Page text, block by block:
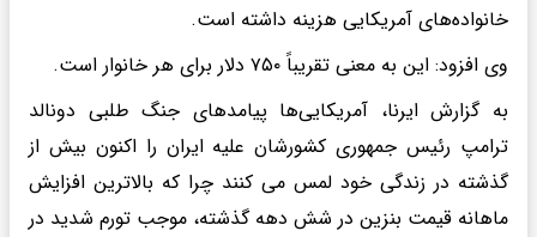
خانواده‌های آمریکایی هزینه داشته است.
وی افزود: این به معنی تقریباً ۷۵۰ دلار برای هر خانوار است.
به گزارش ایرنا، آمریکایی‌ها پیامدهای جنگ طلبی دونالد
ترامپ رئیس جمهوری کشورشان علیه ایران را اکنون بیش از
گذشته در زندگی خود لمس می کنند چرا که بالاترین افزایش
ماهانه قیمت بنزین در شش دهه گذشته، موجب تورم شدید در